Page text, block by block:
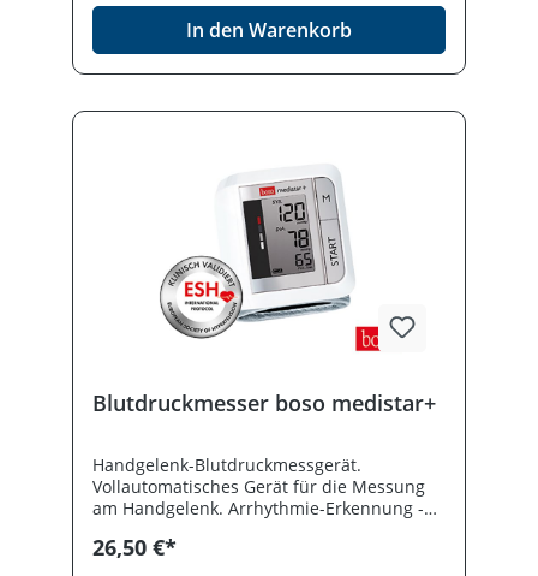
Zugbügel-Klettmanschette (22 - 32 cm) und
Batterien im Etui. Anschlussmöglichkeit für
XL-Manschette.
In den Warenkorb
Blutdruckmesser boso medistar+
Handgelenk-Blutdruckmessgerät.
Vollautomatisches Gerät für die Messung
am Handgelenk. Arrhythmie-Erkennung -
Blutdruck-Bewertungsskala nach WHO,
26,50 €*